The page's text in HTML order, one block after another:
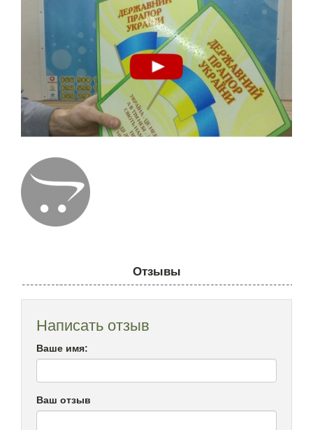
Отзывы
Написать отзыв
Ваше имя:
Ваш отзыв